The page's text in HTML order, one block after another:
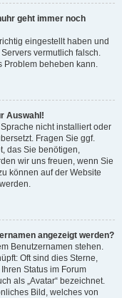
geht immer noch
eingestellt haben und
vermutlich falsch.
Problem beheben kann.
Auswahl!
nicht installiert oder
Fragen Sie ggf.
das Sie benötigen,
wir uns freuen, wenn Sie
können auf der Website
angezeigt werden?
Benutzernamen stehen.
Oft sind dies Sterne,
Status im Forum
als „Avatar“ bezeichnet.
Bild, welches von